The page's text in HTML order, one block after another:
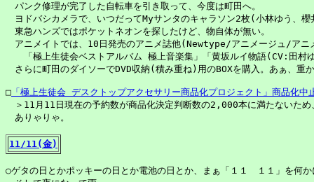
パンク修理が完了した自転車を引き取って、今度は町田へ。
ヨドバシカメラで、いつだってMyサンタのキャラソン2枚(小林ゆう、
東急ハンズではポケットネオンを探したけど、物自体が無い。
アニメイトでは、10日発売のアニメ誌他(Newtype/アニメージュ/アニ
「極上生徒会ベストアルバム 極上音楽集」「黄坂ルイ物語(CV:田村
さらに町田のダイソーでDVD収納(積み重ね)用のBOXを購入。あぁ、重
□ 「極上生徒会 デスクトップアクセサリー商品化プロジェクト」商品化中
＞11月11日現在の予約数が商品化決定判断数の2,000本に満たないため
ありゃりゃ。
11/11(金)
○ゲタの日とかポッキーの日とか電池の日とか、まぁ「１１　１１」を何